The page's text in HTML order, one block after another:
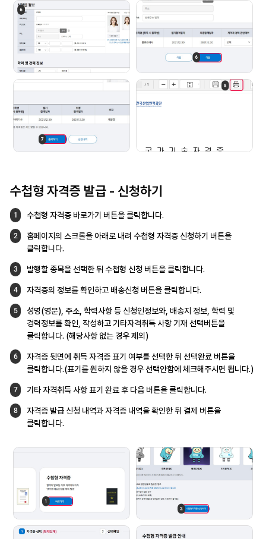
수첩형 자격증 발급 - 신청하기
1 수첩형 자격증 바로가기 버튼을 클릭합니다.
2 홈페이지의 스크롤을 아래로 내려 수첩형 자격증 신청하기 버튼을
클릭합니다.
3 발행할 종목을 선택한 뒤 수첩형 신청 버튼을클릭합니다.
4 자격증의 정보를 확인하고 배송신청 버튼을클릭합니다.
5 성명(영문), 주소, 학력사항 등 신청인정보와, 배송지 정보, 학력 및
경력정보를 확인, 작성하고 기타자격취득 사항 기재 선택버튼을
클릭합니다. (해당사항 없는 경우 제외)
6 자격증 뒷면에 취득 자격증 표기 여부를 선택한뒤 선택완료 버튼을
클릭합니다.(표기를 원하지 않을 경우 선택안함에 체크해주시면 됩니다.)
7 기타 자격취득 사항 표기 완료 후 다음 버튼을클릭합니다.
8 자격증 발급 신청 내역과 자격증 내역을확인한 뒤 결제 버튼을
클릭합니다.